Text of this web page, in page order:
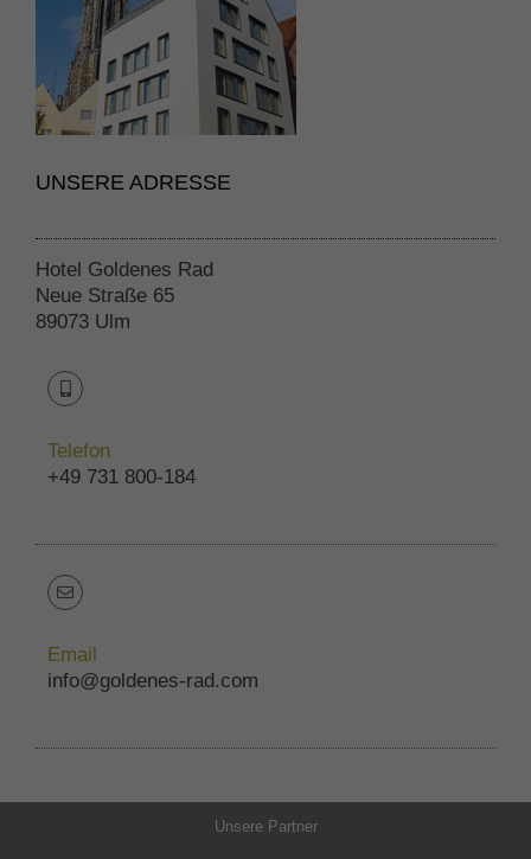
UNSERE ADRESSE
Hotel Goldenes Rad
Neue Straße 65
89073 Ulm
Telefon
+49 731 800-184
Email
info@goldenes-rad.com
Unsere Partner